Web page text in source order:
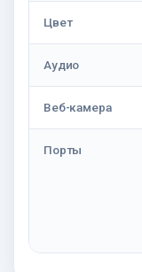
Цвет
Аудио
Веб-камера
Порты